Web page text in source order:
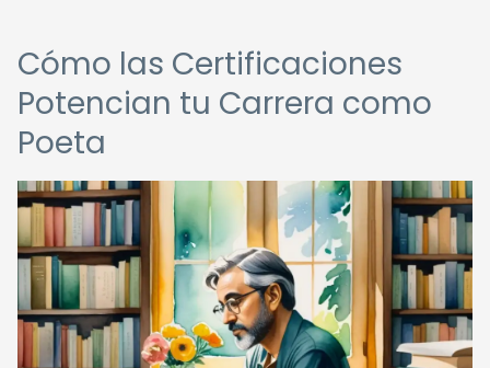
Cómo las Certificaciones
Potencian tu Carrera como
Poeta